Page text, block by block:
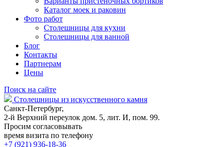
Каталог моек и раковин
Фото работ
Столешницы для кухни
Столешницы для ванной
Блог
Контакты
Партнерам
Цены
Поиск на сайте
Столешницы из искусственного камня
Санкт-Петербург,
2-й Верхний переулок дом. 5, лит. И, пом. 99.
Просим согласовывать
время визита по телефону
+7 (921) 936-18-36